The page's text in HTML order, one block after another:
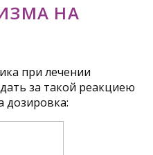
НА
при лечении
за такой реакциею
дозировка: